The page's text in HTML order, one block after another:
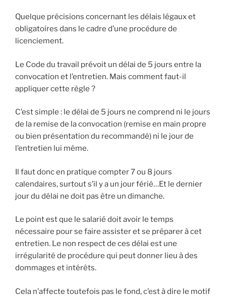
Quelque précisions concernant les délais légaux et
obligatoires dans le cadre d’une procédure de
licenciement.
Le Code du travail prévoit un délai de 5 jours entre la
convocation et l’entretien. Mais comment faut-il
appliquer cette règle ?
C’est simple : le délai de 5 jours ne comprend ni le jours
de la remise de la convocation (remise en main propre
ou bien présentation du recommandé) ni le jour de
l’entretien lui même.
Il faut donc en pratique compter 7 ou 8 jours
calendaires, surtout s’il y a un jour férié…Et le dernier
jour du délai ne doit pas être un dimanche.
Le point est que le salarié doit avoir le temps
nécessaire pour se faire assister et se préparer à cet
entretien. Le non respect de ces délai est une
irrégularité de procédure qui peut donner lieu à des
dommages et intérêts.
Cela n’affecte toutefois pas le fond, c’est à dire le motif